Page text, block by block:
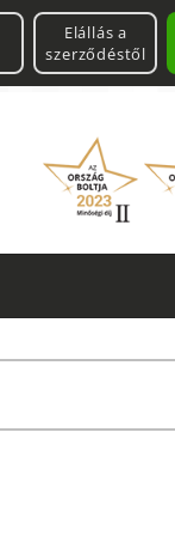
Elállás a
szerződéstől